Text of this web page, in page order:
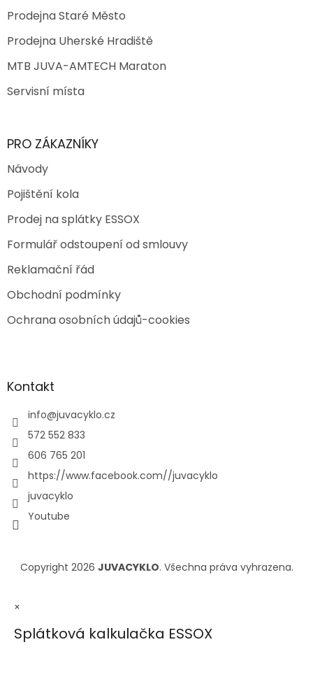
Prodejna Staré Město
Prodejna Uherské Hradiště
MTB JUVA-AMTECH Maraton
Servisní místa
PRO ZÁKAZNÍKY
Návody
Pojištění kola
Prodej na splátky ESSOX
Formulář odstoupení od smlouvy
Reklamační řád
Obchodní podmínky
Ochrana osobních údajů-cookies
Kontakt
info@juvacyklo.cz
572 552 833
606 765 201
https://www.facebook.com//juvacyklo
juvacyklo
Youtube
Copyright 2026 JUVACYKLO. Všechna práva vyhrazena.
×
Splátková kalkulačka ESSOX